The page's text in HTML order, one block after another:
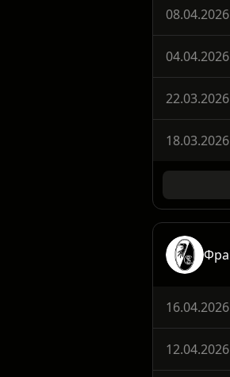
12.04.2026
08.04.2026
04.04.2026
22.03.2026
16.04.2026